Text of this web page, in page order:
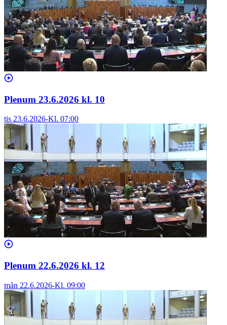
Plenum 23.6.2026 kl. 10
tis 23.6.2026-Kl. 07:00
Plenum 22.6.2026 kl. 12
mån 22.6.2026-Kl. 09:00